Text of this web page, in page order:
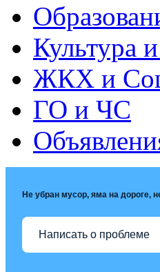
Культура
ЖКХ и
ГО и ЧС
Не убран мусор, яма на дороге,
Написать о проблеме